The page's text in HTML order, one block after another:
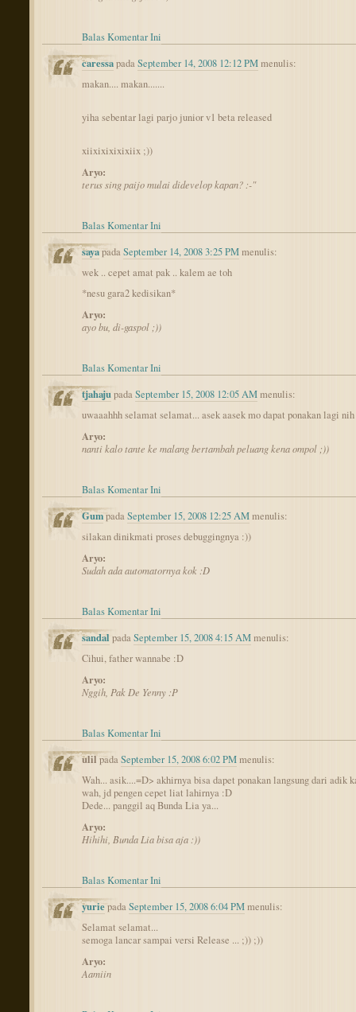
Balas Komentar Ini
caressapadaSeptember 14, 2008 12:12 PMmenulis:
makan.... makan.......
yiha sebentar lagi parjo junior v1 beta released
xiixixixixixiix ;))
Aryo:
terus sing paijo mulai didevelop kapan? :-"
Balas Komentar Ini
sayapadaSeptember 14, 2008 3:25 PMmenulis:
wek .. cepet amat pak .. kalem ae toh
*nesu gara2 kedisikan*
Aryo:
ayo bu, di-gaspol ;))
Balas Komentar Ini
tjahajupadaSeptember 15, 2008 12:05 AMmenulis:
uwaaahhh selamat selamat... asek aasek mo dapat ponakan lagi
Aryo:
nanti kalo tante ke malang bertambah peluang kena ompol ;))
Balas Komentar Ini
GumpadaSeptember 15, 2008 12:25 AMmenulis:
silakan dinikmati proses debuggingnya :))
Aryo:
Sudah ada automatornya kok :D
Balas Komentar Ini
sandal padaSeptember 15, 2008 4:15 AMmenulis:
Cihui, father wannabe :D
Aryo:
Nggih, Pak De Yenny :P
Balas Komentar Ini
ulilpadaSeptember 15, 2008 6:02 PMmenulis:
Wah... asik....=D> akhirnya bisa dapet ponakan langsung dari adik
wah, jd pengen cepet liat lahirnya :D
Dede... panggil aq Bunda Lia ya...
Aryo:
Hihihi, Bunda Lia bisa aja :))
Balas Komentar Ini
yuriepadaSeptember 15, 2008 6:04 PMmenulis:
Selamat selamat...
semoga lancar sampai versi Release ... ;)) ;))
Aryo:
Aamiin